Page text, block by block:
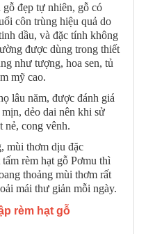
đẹp tự nhiên, gỗ có
côn trùng hiệu quả do
dầu, và đặc tính không
được dùng trong thiết
như tượng, hoa sen, tủ
mỹ cao.
lâu năm, được đánh giá
dẻo dai nên khi sử
nẻ, cong vênh.
mùi thơm dịu đặc
rèm hạt gỗ Pơmu thì
thoảng mùi thơm rất
mái thư giản mỗi ngày.
rèm hạt gỗ